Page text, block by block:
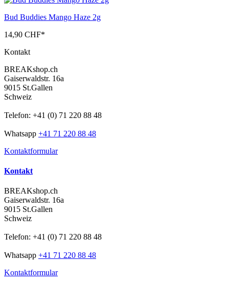
Bud Buddies Mango Haze 2g
14,90 CHF*
Kontakt
BREAKshop.ch
Gaiserwaldstr. 16a
9015 St.Gallen
Schweiz
Telefon: +41 (0) 71 220 88 48
Whatsapp +41 71 220 88 48
Kontaktformular
Kontakt
BREAKshop.ch
Gaiserwaldstr. 16a
9015 St.Gallen
Schweiz
Telefon: +41 (0) 71 220 88 48
Whatsapp +41 71 220 88 48
Kontaktformular